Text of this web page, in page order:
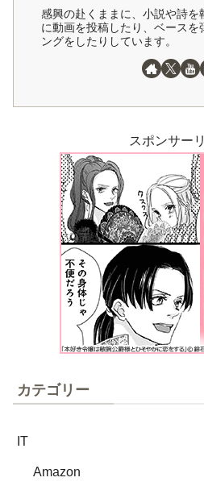
感興の赴くままに、小説や詩を
に動画を投稿したり、ベースを
ングをしたりしています。
スポンサー
カテゴリー
IT
Amazon